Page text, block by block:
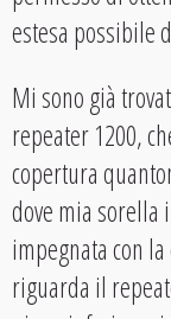
estesa possibile
Mi sono già
repeater 1200,
copertura
dove mia sorella
impegnata con
riguarda il